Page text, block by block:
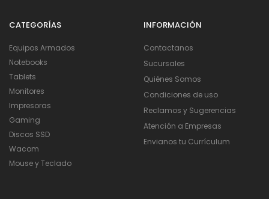
CATEGORÍAS
Equipos Armados
Notebooks
Tablets
Monitores
Impresoras
Gaming
Discos SSD
Wacom
Mouse y Teclado
INFORMACIÓN
Contactanos
Sucursales
Quiénes Somos
Condiciones de uso
Reclamos y Sugerencias
Atención a Empresas
Envianos tu Currículum